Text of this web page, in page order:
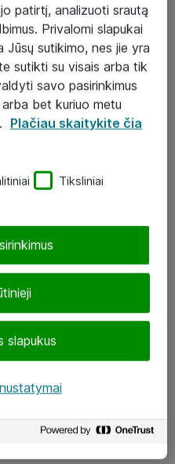
patirtį, analizuoti srautą
Privalomi slapukai
Jūsų sutikimo, nes jie yra
sutikti su visais arba tik
savo pasirinkimus
bet kuriuo metu
Plačiau skaitykite čia
Tiksliniai
slapukus